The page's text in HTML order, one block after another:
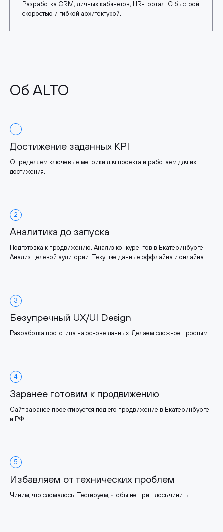
Разработка CRM, личных кабинетов, HR-портал. С быстрой
скоростью и гибкой архитектурой.
Об ALTO
1
Достижение заданных KPI
Определяем ключевые метрики для проекта и работаем для их
достижения.
2
Аналитика до запуска
Подготовка к продвижению. Анализ конкурентов в Екатеринбурге.
Анализ целевой аудитории. Текущие данные оффлайна и онлайна.
3
Безупречный UX/UI Design
Разработка прототипа на основе данных. Делаем сложное простым.
4
Заранее готовим к продвижению
Сайт заранее проектируется под его продвижение в Екатеринбурге
и РФ.
5
Избавляем от технических проблем
Чиним, что сломалось. Тестируем, чтобы не пришлось чинить.